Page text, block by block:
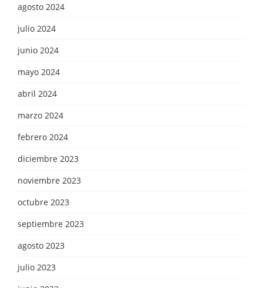
agosto 2024
julio 2024
junio 2024
mayo 2024
abril 2024
marzo 2024
febrero 2024
diciembre 2023
noviembre 2023
octubre 2023
septiembre 2023
agosto 2023
julio 2023